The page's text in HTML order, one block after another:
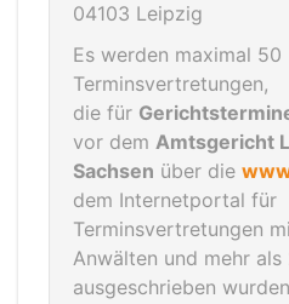
04103 Leipzig
Es werden maximal 50
Terminsvertretungen,
die für
vor dem Amtsgericht
Sachsen über die
dem Internetportal für
Terminsvertretungen
Anwälten und mehr
ausgeschrieben